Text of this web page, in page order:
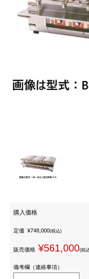
購入価格
定価 ¥748,000(税込)
販売価格 ¥561,000(税
備考欄（連絡事項）